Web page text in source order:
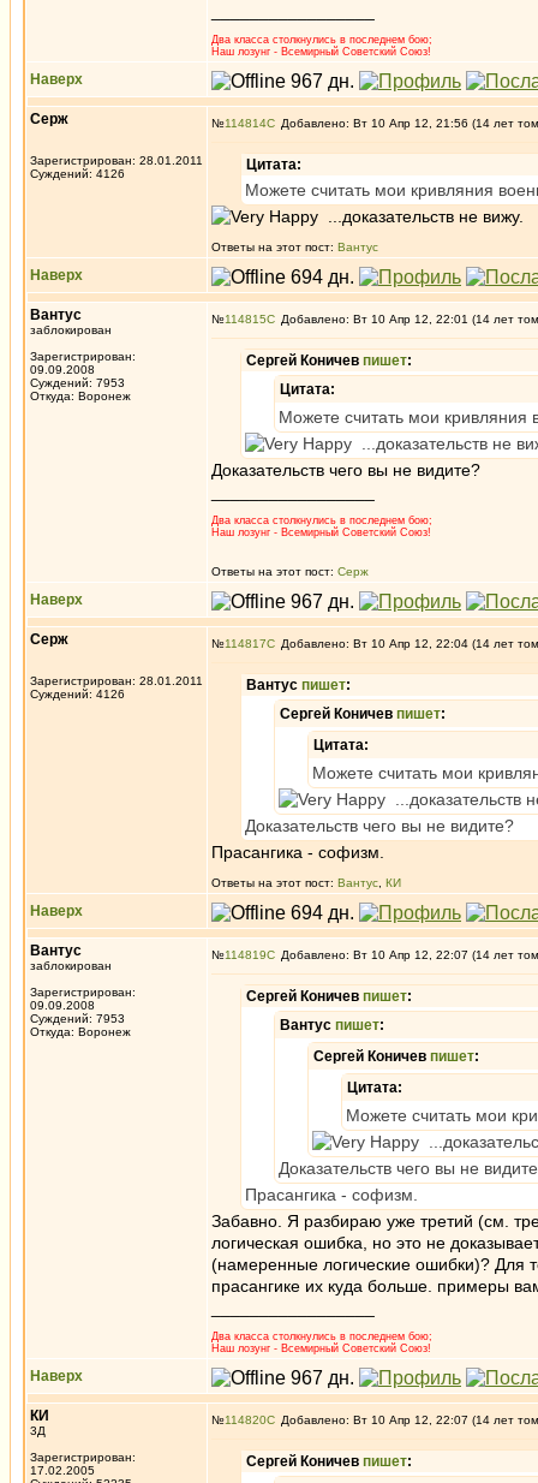
Два класса столкнулись в последнем бою;
Наш лозунг - Всемирный Советский Союз!
Наверх
Серж
Зарегистрирован: 28.01.2011
Суждений: 4126
№114814 Добавлено: Вт 10 Апр 12, 21:56 (14 лет
Цитата:
Можете считать мои кривляния
...доказательств не вижу.
Ответы на этот пост: Вантус
Наверх
Вантус
заблокирован
Зарегистрирован:
09.09.2008
Суждений: 7953
Откуда: Воронеж
№114815 Добавлено: Вт 10 Апр 12, 22:01 (14 лет
Сергей Коничев пишет:
Цитата:
Можете считать мои кривляния
...доказательств не
Доказательств чего вы не видите?
Два класса столкнулись в последнем бою;
Наш лозунг - Всемирный Советский Союз!
Ответы на этот пост: Серж
Наверх
Серж
Зарегистрирован: 28.01.2011
Суждений: 4126
№114817 Добавлено: Вт 10 Апр 12, 22:04 (14 лет
Вантус пишет:
Сергей Коничев пишет:
Цитата:
Можете считать мои
...доказательств
Доказательств чего вы не видите?
Прасангика - софизм.
Ответы на этот пост: Вантус КИ
Наверх
Вантус
заблокирован
Зарегистрирован:
09.09.2008
Суждений: 7953
Откуда: Воронеж
№114819 Добавлено: Вт 10 Апр 12, 22:07 (14 лет
Сергей Коничев пишет:
Вантус пишет:
Сергей Коничев пишет:
Цитата:
Можете считать мои
Доказательств чего вы не
Прасангика - софизм.
Забавно. Я разбираю уже третий (см.
логическая ошибка, но это не
(намеренные логические ошибки)? Для
прасангике их куда больше. примеры
Два класса столкнулись в последнем бою;
Наш лозунг - Всемирный Советский Союз!
Наверх
КИ
3Д
Зарегистрирован:
17.02.2005
№114820 Добавлено: Вт 10 Апр 12, 22:07 (14 лет
Сергей Коничев пишет: